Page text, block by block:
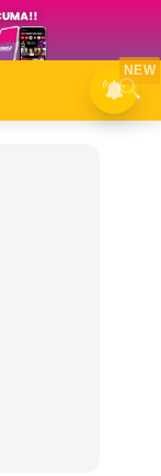
NEW